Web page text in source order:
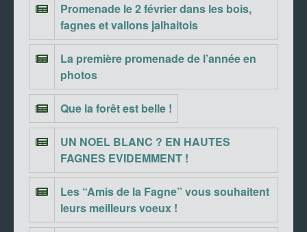
Promenade le 2 février dans les bois,
fagnes et vallons jalhaitois
La première promenade de l’année en
photos
Que la forêt est belle !
UN NOEL BLANC ? EN HAUTES
FAGNES EVIDEMMENT !
Les “Amis de la Fagne” vous souhaitent
leurs meilleurs voeux !